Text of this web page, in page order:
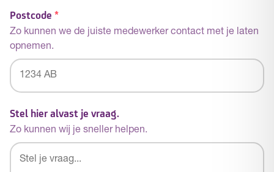
Postcode *
Zo kunnen we de juiste medewerker contact met je laten
opnemen.
Stel hier alvast je vraag.
Zo kunnen wij je sneller helpen.